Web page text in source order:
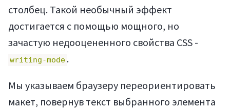
столбец. Такой необычный эффект
достигается с помощью мощного, но
зачастую недооцененного свойства CSS -
writing-mode .
Мы указываем браузеру переориентировать
макет, повернув текст выбранного элемента